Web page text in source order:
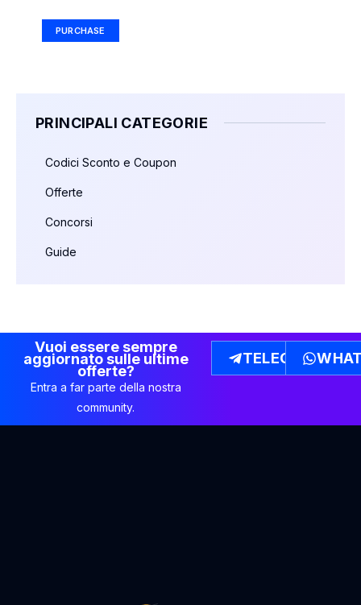
PURCHASE
PRINCIPALI CATEGORIE
Codici Sconto e Coupon
Offerte
Concorsi
Guide
Vuoi essere sempre
aggiornato sulle ultime
offerte?
Entra a far parte della nostra
community.
TELEGRAM